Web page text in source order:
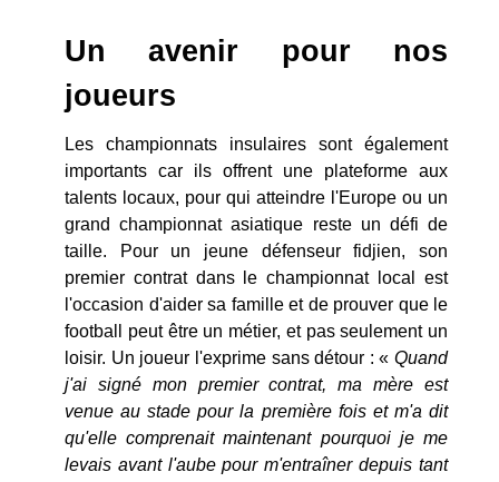
Un avenir pour nos
joueurs
Les championnats insulaires sont également
importants car ils offrent une plateforme aux
talents locaux, pour qui atteindre l'Europe ou un
grand championnat asiatique reste un défi de
taille. Pour un jeune défenseur fidjien, son
premier contrat dans le championnat local est
l'occasion d'aider sa famille et de prouver que le
football peut être un métier, et pas seulement un
loisir. Un joueur l'exprime sans détour : « Quand
j'ai signé mon premier contrat, ma mère est
venue au stade pour la première fois et m'a dit
qu'elle comprenait maintenant pourquoi je me
levais avant l'aube pour m'entraîner depuis tant